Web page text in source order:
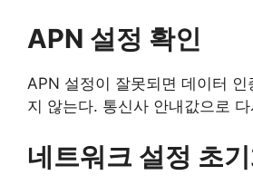
APN 설정 확인
APN 설정이 잘못되면 데이터 인
지 않는다. 통신사 안내값으로
네트워크 설정 초